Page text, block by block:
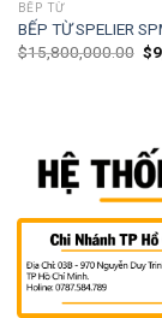
BẾP TỪ
BẾP TỪ SPELIER
$15,800,000.00 $